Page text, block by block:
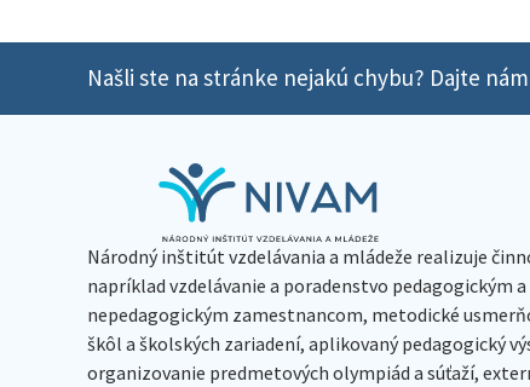
Našli ste na stránke nejakú chybu? Dajte
Národný inštitút vzdelávania a mládeže realizuje
napríklad vzdelávanie a poradenstvo pedagogickým a
nepedagogickým zamestnancom, metodické
škôl a školských zariadení, aplikovaný pedagogický
organizovanie predmetových olympiád a súťaží,